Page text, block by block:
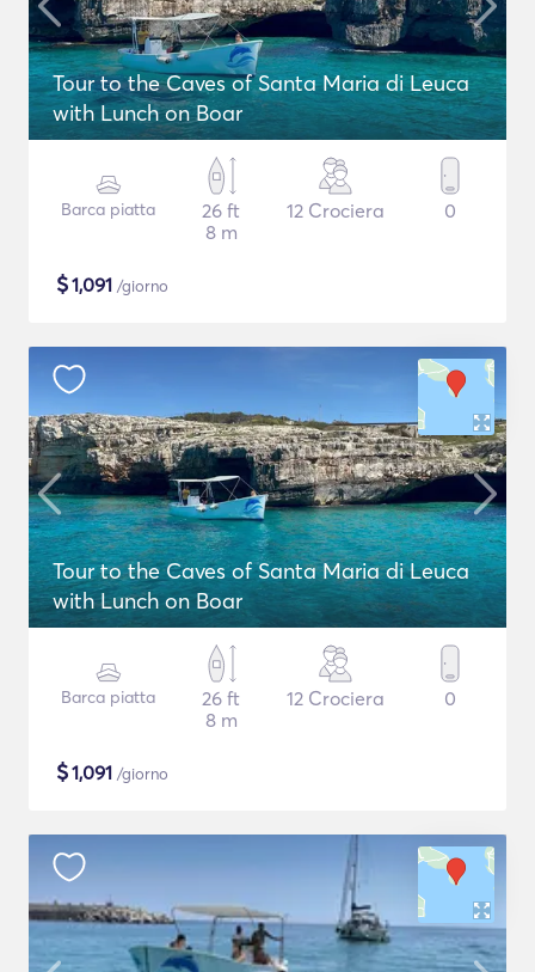
Tour to the Caves of Santa Maria di Leuca
with Lunch on Boar
Barca piatta
26 ft
8 m
12 Crociera 0
$1,091 /giorno
Tour to the Caves of Santa Maria di Leuca
with Lunch on Boar
Barca piatta
26 ft
8 m
12 Crociera 0
$1,091 /giorno